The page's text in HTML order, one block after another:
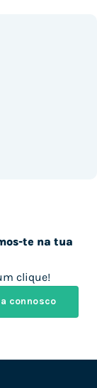
te na tua
clique!
connosco